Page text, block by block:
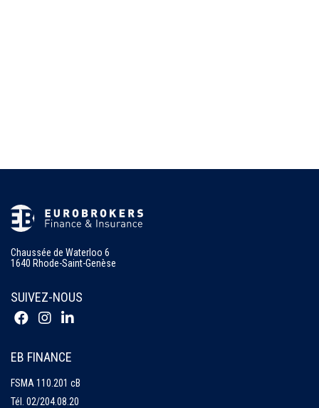
Chaussée de Waterloo 6
1640 Rhode-Saint-Genèse
SUIVEZ-NOUS
EB FINANCE
FSMA 110.201 cB
Tél. 02/204.08.20